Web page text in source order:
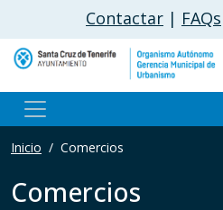
Pasar al contenido principal
Contactar | FAQs
Inicio Comercios
Comercios